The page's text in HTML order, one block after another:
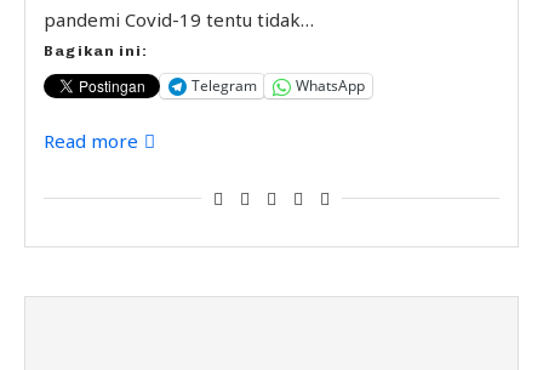
pandemi Covid-19 tentu tidak…
Bagikan ini:
Telegram WhatsApp
Read more